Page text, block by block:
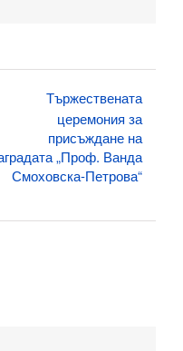
Тържествената
церемония за
присъждане на
„Проф. Ванда
Смоховска-Петрова“